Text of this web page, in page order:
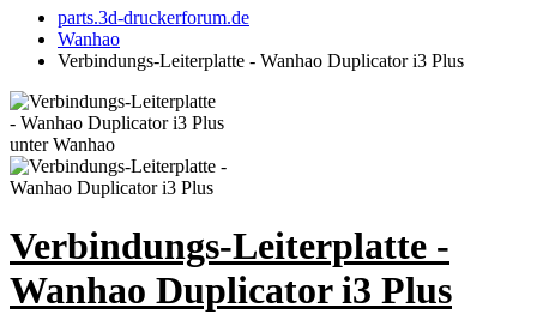
parts.3d-druckerforum.de
Wanhao
Verbindungs-Leiterplatte - Wanhao Duplicator i3 Plus
Verbindungs-Leiterplatte -
Wanhao Duplicator i3 Plus